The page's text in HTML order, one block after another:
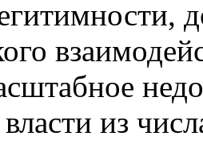
власти из